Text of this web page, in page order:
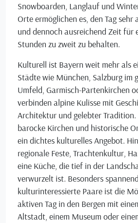
Snowboarden, Langlauf und
Orte ermöglichen es, den Tag sehr
und dennoch ausreichend Zeit für
Stunden zu zweit zu behalten.
Kulturell ist Bayern weit mehr als
Städte wie München, Salzburg im
Umfeld, Garmisch-Partenkirchen
verbinden alpine Kulisse mit
Architektur und gelebter Tradition.
barocke Kirchen und historische
ein dichtes kulturelles Angebot.
regionale Feste, Trachtenkultur,
eine Küche, die tief in der
verwurzelt ist. Besonders
kulturinteressierte Paare ist die
aktiven Tag in den Bergen mit
Altstadt, einem Museum oder